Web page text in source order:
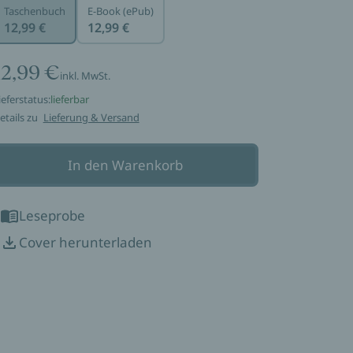
Taschenbuch
12,99 €
E-Book (ePub)
12,99 €
€inkl. MwSt.
lieferbar
zu Lieferung & Versand
In den Warenkorb
Leseprobe
Cover herunterladen